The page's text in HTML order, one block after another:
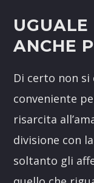
UGUALE
ANCHE
Di certo non
conveniente
risarcita
divisione con
soltanto gli